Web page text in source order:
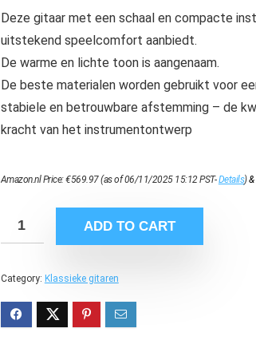
Deze gitaar met een schaal en compacte
uitstekend speelcomfort aanbiedt.
De warme en lichte toon is aangenaam.
De beste materialen worden gebruikt voor
stabiele en betrouwbare afstemming – de
kracht van het instrumentontwerp
Amazon.nl Price:€569.97(as of 06/11/2025 15:12 PST-Details)&
ADD TO CART
Category: Klassieke gitaren